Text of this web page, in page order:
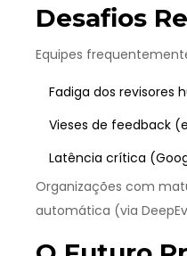
Desafios
Equipes
Fadiga dos revisores
Vieses de feedback
Latência crítica
Organizações com
automática (via